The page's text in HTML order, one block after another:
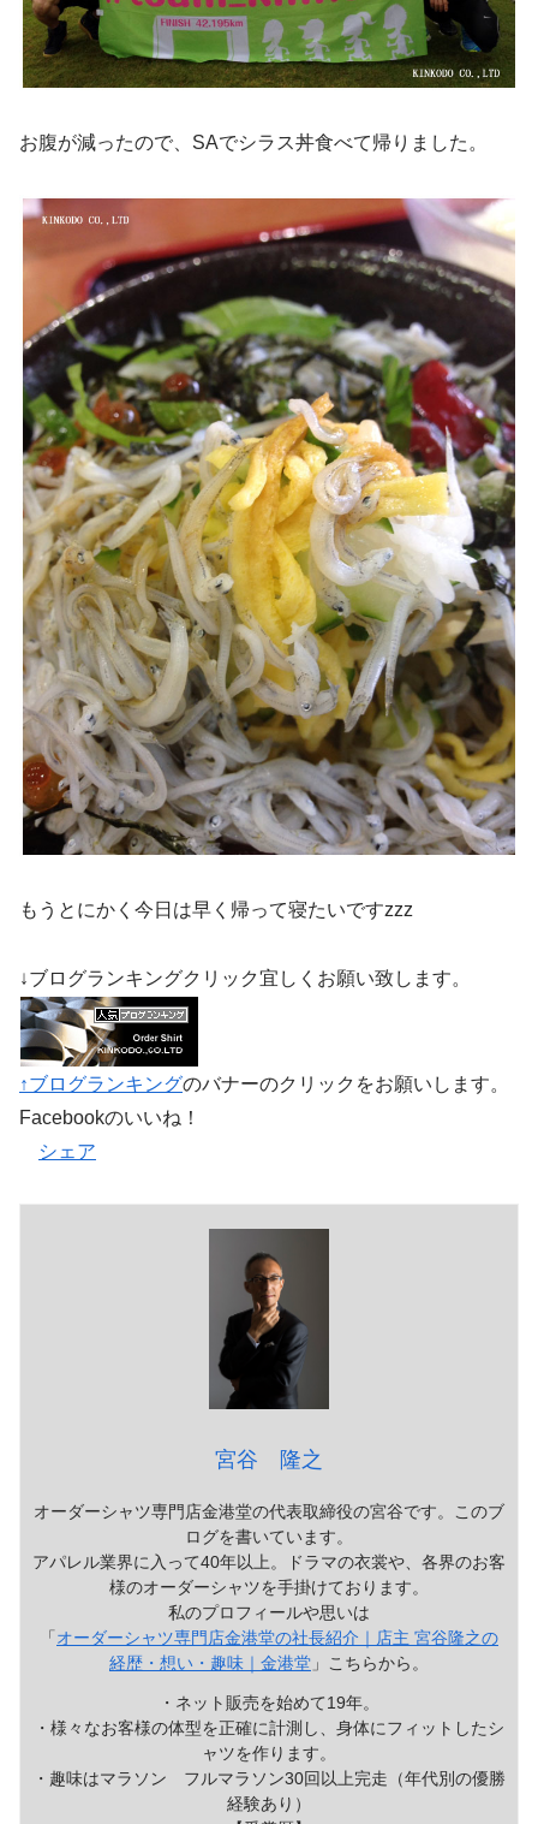
お腹が減ったので、SAでシラス丼食べて帰りました。
もうとにかく今日は早く帰って寝たいですzzz
↓ブログランキングクリック宜しくお願い致します。
↑ブログランキングのバナーのクリックをお願いします。
Facebookのいいね！
シェア
宮谷 隆之
オーダーシャツ専門店金港堂の代表取締役の宮谷です。このブ
ログを書いています。
アパレル業界に入って40年以上。ドラマの衣裳や、各界のお客
様のオーダーシャツを手掛けております。
私のプロフィールや思いは
「 オーダーシャツ専門店金港堂の社長紹介｜店主 宮谷隆之の
経歴・想い・趣味｜金港堂 」こちらから。
・ネット販売を始めて19年。
・様々なお客様の体型を正確に計測し、身体にフィットしたシ
ャツを作ります。
・趣味はマラソン フルマラソン30回以上完走（年代別の優勝
経験あり）